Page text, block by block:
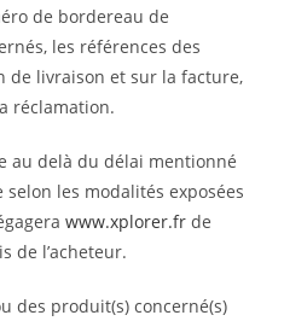
de bordereau de
les références des
de livraison et sur la facture,
réclamation.
au delà du délai mentionné
les modalités exposées
www.xplorer.frde
de l’acheteur.
des produit(s) concerné(s)